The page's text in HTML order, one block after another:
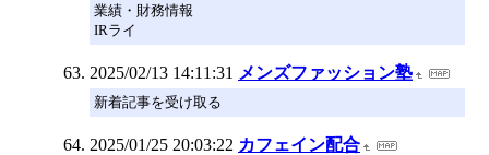
業績・財務情報
IRライ
2025/02/13 14:11:31 メンズファッション塾
新着記事を受け取る
2025/01/25 20:03:22 カフェイン配合